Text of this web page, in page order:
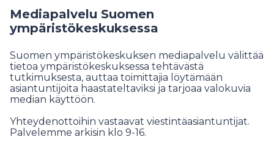
Mediapalvelu Suomen
ympäristökeskuksessa
Suomen ympäristökeskuksen mediapalvelu välittää
tietoa ympäristökeskuksessa tehtävästä
tutkimuksesta, auttaa toimittajia löytämään
asiantuntijoita haastateltaviksi ja tarjoaa valokuvia
median käyttöön.
Yhteydenottoihin vastaavat viestintäasiantuntijat.
Palvelemme arkisin klo 9-16.